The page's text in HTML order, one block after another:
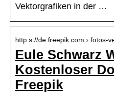
Vektorgrafiken in der …
http s://de.freepik.com › fotos-
Eule Schwarz
Kostenloser
Freepik